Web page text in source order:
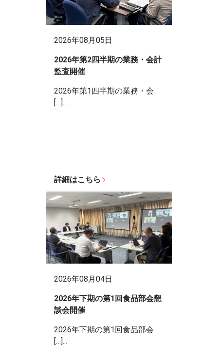
2026年08月05日
2026年第2四半期の業務・会計
監査開催
2026年第1四半期の業務・会
[…]...
詳細はこちら
2026年08月04日
2026年下期の第1回食品部会懇
談会開催
2026年下期の第1回食品部会
[…]...